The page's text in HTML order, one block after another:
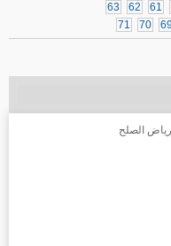
61
62
63
70
71
رياض الصلح